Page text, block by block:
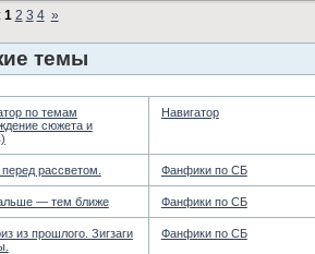
1 2 3 4 »
темы
по темам
сюжета и
Навигатор
рассветом. Фанфики по СБ
— тем ближе Фанфики по СБ
из прошлого. Зигзаги
Фанфики по СБ